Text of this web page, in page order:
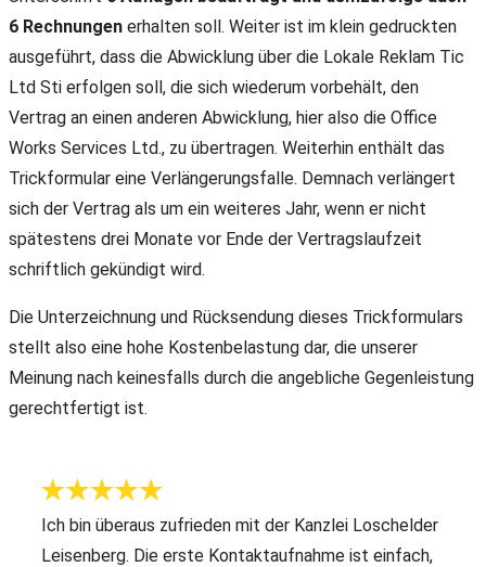
6 Rechnungen erhalten soll. Weiter ist im klein gedruckten
ausgeführt, dass die Abwicklung über die Lokale Reklam Tic
Ltd Sti erfolgen soll, die sich wiederum vorbehält, den
Vertrag an einen anderen Abwicklung, hier also die Office
Works Services Ltd., zu übertragen. Weiterhin enthält das
Trickformular eine Verlängerungsfalle. Demnach verlängert
sich der Vertrag als um ein weiteres Jahr, wenn er nicht
spätestens drei Monate vor Ende der Vertragslaufzeit
schriftlich gekündigt wird.
Die Unterzeichnung und Rücksendung dieses Trickformulars
stellt also eine hohe Kostenbelastung dar, die unserer
Meinung nach keinesfalls durch die angebliche Gegenleistung
gerechtfertigt ist.
Ich bin überaus zufrieden mit der Kanzlei Loschelder
Leisenberg. Die erste Kontaktaufnahme ist einfach,